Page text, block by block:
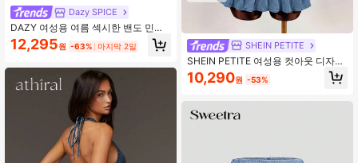
Dazy SPICE
DAZY 여성용 여름 섹시한 밴도 민소
매 허리-조임 디스트레스드 워싱 데님
드레스
12,295원 -63% 마지막 2일 SHEIN PETITE
SHEIN PETITE 여성용 컷아웃 디자인
러플 헴 홀터넥 데님 드레스, 페티트
여성용
10,290원 -53%